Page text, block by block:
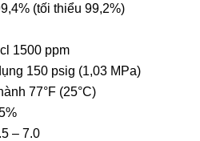
(tối thiểu 99,2%)
1500 ppm
150 psig (1,03 MPa)
77°F (25°C)
– 7.0